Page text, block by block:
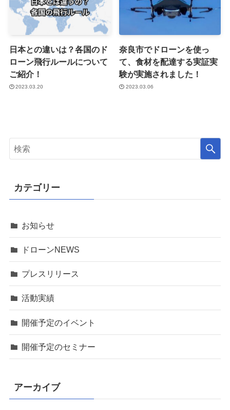
日本との違いは？各国のド
ローン飛行ルールについて
ご紹介！
2023.03.20
奈良市でドローンを使っ
て、食材を配達する実証実
験が実施されました！
2023.03.06
カテゴリー
お知らせ
ドローンNEWS
プレスリリース
活動実績
開催予定のイベント
開催予定のセミナー
アーカイブ